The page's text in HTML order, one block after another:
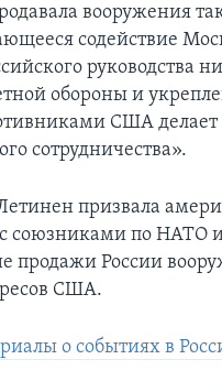
вооружения
содействие
руководства
обороны и
США
сотрудничества».
призвала
союзниками по НАТО
продажи России
США.
о событиях в